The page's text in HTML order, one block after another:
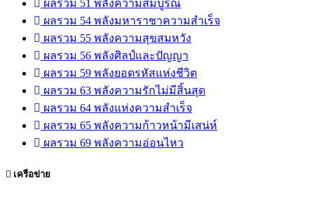
ผลรวม 51 พลังความสมบูรณ์
ผลรวม 54 พลังมหาราชาความสำเร็จ
ผลรวม 55 พลังความสุขสมหวัง
ผลรวม 56 พลังศิลป์และปัญญา
ผลรวม 59 พลังยอดรหัสแห่งชีวิต
ผลรวม 63 พลังความรักไม่มีสิ้นสุด
ผลรวม 64 พลังแห่งความสำเร็จ
ผลรวม 65 พลังความก้าวหน้ามีเสน่ห์
ผลรวม 69 พลังความอ่อนไหว
เครือข่าย